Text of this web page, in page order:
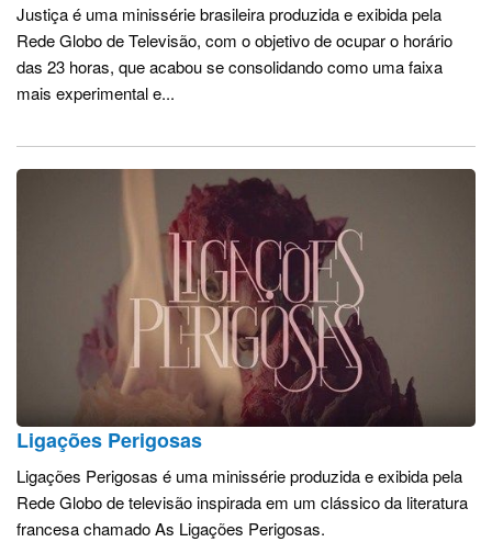
Justiça é uma minissérie brasileira produzida e exibida pela
Rede Globo de Televisão, com o objetivo de ocupar o horário
das 23 horas, que acabou se consolidando como uma faixa
mais experimental e...
Ligações Perigosas
Ligações Perigosas é uma minissérie produzida e exibida pela
Rede Globo de televisão inspirada em um clássico da literatura
francesa chamado As Ligações Perigosas.